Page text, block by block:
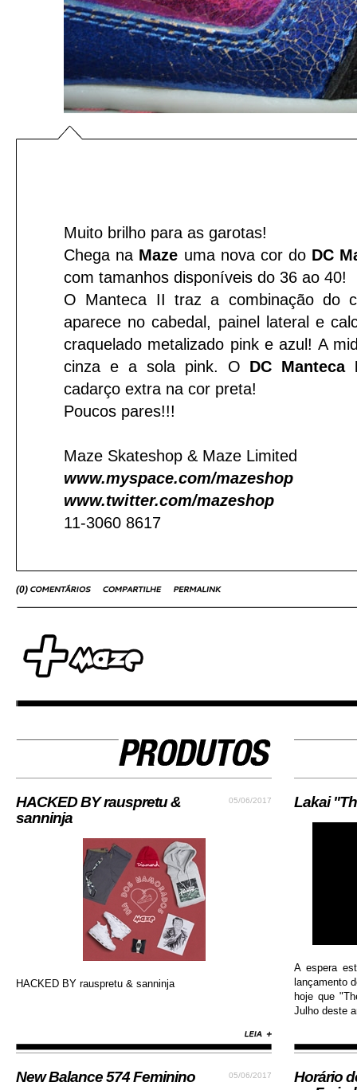
Muito brilho para as garotas!
Chega na Maze uma nova cor do DC
com tamanhos disponíveis do 36 ao 40!
O Manteca II traz a combinação do
aparece no cabedal, painel lateral e
craquelado metalizado pink e azul! A
cinza e a sola pink. O DC Manteca
cadarço extra na cor preta!
Poucos pares!!!
Maze Skateshop & Maze Limited
www.myspace.com/mazeshop
www.twitter.com/mazeshop
11-3060 8617
(0)
05/06/2017
HACKED BY rauspretu &
sanninja
HACKED BY rauspretu & sanninja
05/06/2017
New Balance 574 Feminino
Lakai
A espera
lançamento
hoje que
Julho deste
Horário